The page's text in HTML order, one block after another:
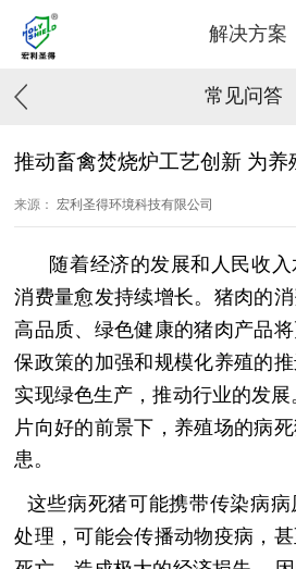
解决方案
常见问答
推动畜禽焚烧炉工艺创新 为
来源： 宏利圣得环境科技有限公司
随着经济的发展和人民收
消费量愈发持续增长。猪肉的
高品质、绿色健康的猪肉产品
保政策的加强和规模化养殖的
实现绿色生产，推动行业的发展
片向好的前景下，养殖场的病
患。
这些病死猪可能携带传染病
处理，可能会传播动物疫病，